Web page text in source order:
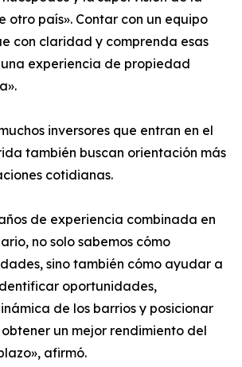
otro país». Contar con un equipo
con claridad y comprenda esas
experiencia de propiedad
inversores que entran en el
también buscan orientación más
cotidianas.
de experiencia combinada en
no solo sabemos cómo
sino también cómo ayudar a
oportunidades,
de los barrios y posicionar
un mejor rendimiento del
afirmó.